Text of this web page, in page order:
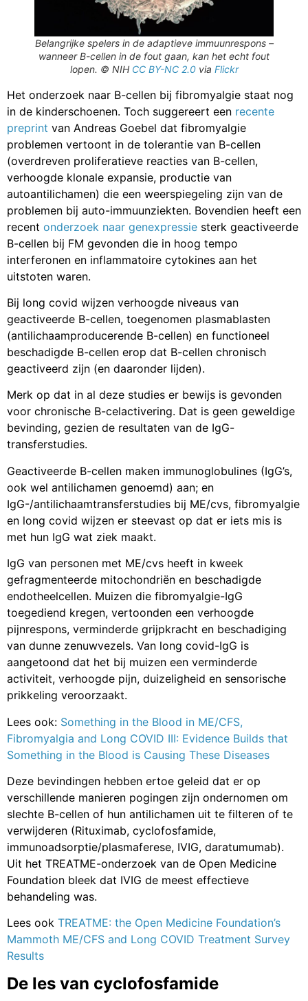
Belangrijke spelers in de adaptieve immuunrespons –
wanneer B-cellen in de fout gaan, kan het echt fout
lopen. © NIH CC BY-NC 2.0via Flickr
Het onderzoek naar B-cellen bij fibromyalgie staat nog
in de kinderschoenen. Toch suggereert een recente
preprint van Andreas Goebel dat fibromyalgie
problemen vertoont in de tolerantie van B-cellen
(overdreven proliferatieve reacties van B-cellen,
verhoogde klonale expansie, productie van
autoantilichamen) die een weerspiegeling zijn van de
problemen bij auto-immuunziekten. Bovendien heeft een
recent onderzoek naar genexpressie sterk geactiveerde
B-cellen bij FM gevonden die in hoog tempo
interferonen en inflammatoire cytokines aan het
uitstoten waren.
Bij long covid wijzen verhoogde niveaus van
geactiveerde B-cellen, toegenomen plasmablasten
(antilichaamproducerende B-cellen) en functioneel
beschadigde B-cellen erop dat B-cellen chronisch
geactiveerd zijn (en daaronder lijden).
Merk op dat in al deze studies er bewijs is gevonden
voor chronische B-celactivering. Dat is geen geweldige
bevinding, gezien de resultaten van de IgG-
transferstudies.
Geactiveerde B-cellen maken immunoglobulines (IgG’s,
ook wel antilichamen genoemd) aan; en
IgG-/antilichaamtransferstudies bij ME/cvs, fibromyalgie
en long covid wijzen er steevast op dat er iets mis is
met hun IgG wat ziek maakt.
IgG van personen met ME/cvs heeft in kweek
gefragmenteerde mitochondriën en beschadigde
endotheelcellen. Muizen die fibromyalgie-IgG
toegediend kregen, vertoonden een verhoogde
pijnrespons, verminderde grijpkracht en beschadiging
van dunne zenuwvezels. Van long covid-IgG is
aangetoond dat het bij muizen een verminderde
activiteit, verhoogde pijn, duizeligheid en sensorische
prikkeling veroorzaakt.
Lees ook: Something in the Blood in ME/CFS,
Fibromyalgia and Long COVID III: Evidence Builds that
Something in the Blood is Causing These Diseases
Deze bevindingen hebben ertoe geleid dat er op
verschillende manieren pogingen zijn ondernomen om
slechte B-cellen of hun antilichamen uit te filteren of te
verwijderen (Rituximab, cyclofosfamide,
immunoadsorptie/plasmaferese, IVIG, daratumumab).
Uit het TREATME-onderzoek van de Open Medicine
Foundation bleek dat IVIG de meest effectieve
behandeling was.
Lees ook TREATME: the Open Medicine Foundation’s
Mammoth ME/CFS and Long COVID Treatment Survey
Results
De les van cyclofosfamide